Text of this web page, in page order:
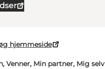
hjemmeside
Venner, Min partner, Mig selv